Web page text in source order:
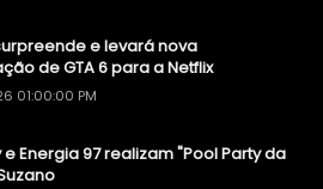
e levará nova
de GTA 6 para a Netflix
01:00:00 PM
e Energia 97 realizam "Pool Party da